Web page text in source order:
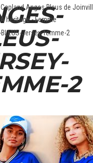
Capland Anges Bleus de
héritage - Femme
BLEUS-Jersey-femme-2
2